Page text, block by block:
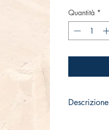
Quantità *
Descrizione